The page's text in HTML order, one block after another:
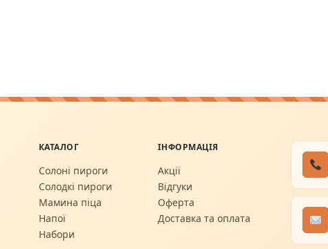
КАТАЛОГ
Солоні пироги
Солодкі пироги
Мамина піца
Напої
Набори
ІНФОРМАЦІЯ
Акції
Відгуки
Оферта
Доставка та оплата